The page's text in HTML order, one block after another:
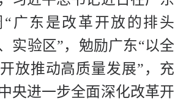
广东是改革开放的排头
实验区”，勉励广东“以全
放推动高质量发展”，充
央进一步全面深化改革开